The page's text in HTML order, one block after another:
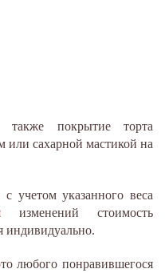
покрытие торта
сахарной мастикой на
учетом указанного веса
стоимость
индивидуально.
любого понравившегося